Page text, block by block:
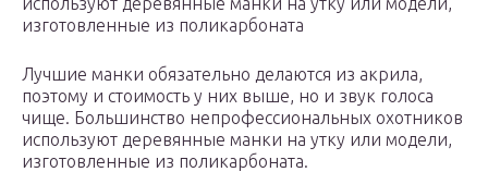
изготовленные из поликарбоната
Лучшие манки обязательно делаются из акрила,
поэтому и стоимость у них выше, но и звук голоса
чище. Большинство непрофессиональных охотников
используют деревянные манки на утку или модели,
изготовленные из поликарбоната.